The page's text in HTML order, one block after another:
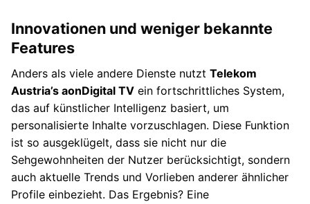
Innovationen und weniger bekannte
Features
Anders als viele andere Dienste nutzt Telekom
Austria’s aonDigital TV ein fortschrittliches System,
das auf künstlicher Intelligenz basiert, um
personalisierte Inhalte vorzuschlagen. Diese Funktion
ist so ausgeklügelt, dass sie nicht nur die
Sehgewohnheiten der Nutzer berücksichtigt, sondern
auch aktuelle Trends und Vorlieben anderer ähnlicher
Profile einbezieht. Das Ergebnis? Eine